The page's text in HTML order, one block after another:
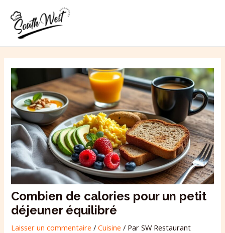
contenu
Combien de calories pour un petit
déjeuner équilibré
Laisser un commentaire /Cuisine / ParSW Restaurant